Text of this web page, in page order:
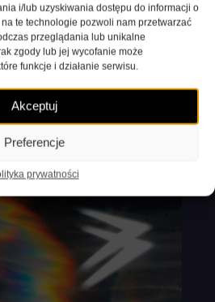
i/lub uzyskiwania dostępu do informacji o
te technologie pozwoli nam przetwarzać
przeglądania lub unikalne
zgody lub jej wycofanie może
funkcje i działanie serwisu.
Akceptuj
Preferencje
prywatności